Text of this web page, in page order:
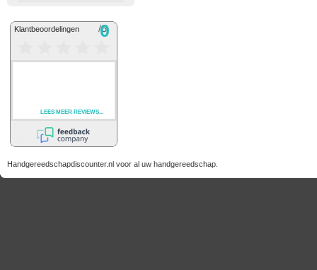
Handgereedschapdiscounter.nl voor al uw handgereedschap.